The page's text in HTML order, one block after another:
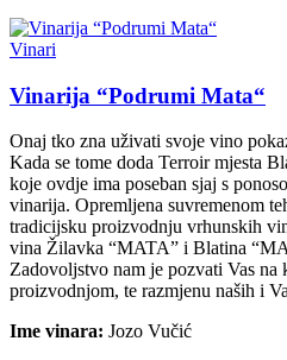
Vinari
Vinarija “Podrumi Mata“
Onaj tko zna uživati svoje vino
Kada se tome doda Terroir mjesta
koje ovdje ima poseban sjaj s
vinarija. Opremljena suvremenom
tradicijsku proizvodnju vrhunskih
vina Žilavka “MATA” i Blatina
Zadovoljstvo nam je pozvati Vas na
proizvodnjom, te razmjenu naših i
Ime vinara: Jozo Vučić